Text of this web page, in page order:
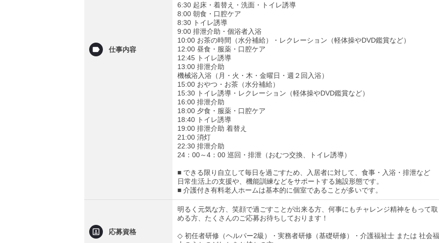
仕事内容
6:30 起床・着替え・洗面・トイレ誘導
8:00 朝食・口腔ケア
8:30 トイレ誘導
9:00 排泄介助・個浴者入浴
10:00 お茶の時間（水分補給）・レクレーション（軽体操やDVD鑑賞など）
12:00 昼食・服薬・口腔ケア
12:45 トイレ誘導
13:00 排泄介助
機械浴入浴（月・火・木・金曜日・週２回入浴）
15:00 おやつ・お茶（水分補給）
15:30 トイレ誘導・レクレーション（軽体操やDVD鑑賞など）
16:00 排泄介助
18:00 夕食・服薬・口腔ケア
18:40 トイレ誘導
19:00 排泄介助 着替え
21:00 消灯
22:30 排泄介助
24：00～4：00 巡回・排泄（おむつ交換、トイレ誘導）
■ できる限り自立して毎日を過ごすため、入居者に対して、食事・入浴・排泄など
日常生活上の支援や、機能訓練などをサポートする施設形態です。
■ 介護付き有料老人ホームは基本的に個室であることが多いです。
応募資格
明るく元気な方、笑顔で過ごすことが出来る方、何事にもチャレンジ精神をもって
める方、たくさんのご応募お待ちしております！
◇ 初任者研修（ヘルパー2級）・実務者研修（基礎研修）・介護福祉士 または 社会